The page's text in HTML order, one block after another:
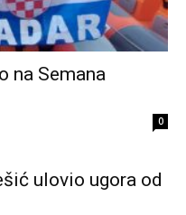
na Semana
0
ulovio ugora od